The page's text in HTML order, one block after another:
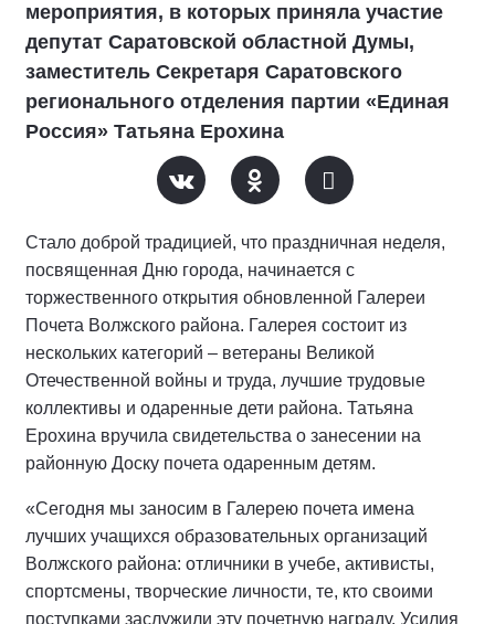
мероприятия, в которых приняла участие
депутат Саратовской областной Думы,
заместитель Секретаря Саратовского
регионального отделения партии «Единая
Россия» Татьяна Ерохина
Стало доброй традицией, что праздничная неделя,
посвященная Дню города, начинается с
торжественного открытия обновленной Галереи
Почета Волжского района. Галерея состоит из
нескольких категорий – ветераны Великой
Отечественной войны и труда, лучшие трудовые
коллективы и одаренные дети района. Татьяна
Ерохина вручила свидетельства о занесении на
районную Доску почета одаренным детям.
«Сегодня мы заносим в Галерею почета имена
лучших учащихся образовательных организаций
Волжского района: отличники в учебе, активисты,
спортсмены, творческие личности, те, кто своими
поступками заслужили эту почетную награду. Усилия